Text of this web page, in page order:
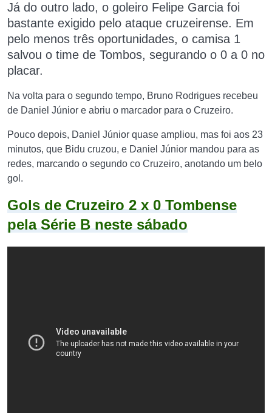
Já do outro lado, o goleiro Felipe Garcia foi
bastante exigido pelo ataque cruzeirense. Em
pelo menos três oportunidades, o camisa 1
salvou o time de Tombos, segurando o 0 a 0 no
placar.
Na volta para o segundo tempo, Bruno Rodrigues recebeu
de Daniel Júnior e abriu o marcador para o Cruzeiro.
Pouco depois, Daniel Júnior quase ampliou, mas foi aos 23
minutos, que Bidu cruzou, e Daniel Júnior mandou para as
redes, marcando o segundo co Cruzeiro, anotando um belo
gol.
Gols de Cruzeiro 2 x 0 Tombense
pela Série B neste sábado